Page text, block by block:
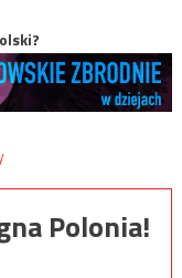
Polonia!